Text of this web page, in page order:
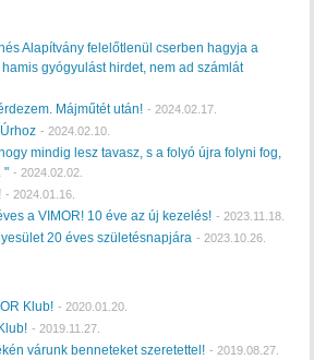
Alapítvány felelőtlenül cserben hagyja a
gyógyulást hirdet, nem ad számlát
Májműtét után! - 2024.02.17.
- 2024.02.10.
mindig lesz tavasz, s a folyó újra folyni fog,
" - 2024.02.02.
- 2024.01.16.
a VIMOR! 10 éve az új kezelés! - 2023.11.18.
20 éves születésnapjára - 2023.10.26.
Klub! - 2020.01.20.
- 2019.11.27.
várunk benneteket szeretettel! - 2019.08.27.